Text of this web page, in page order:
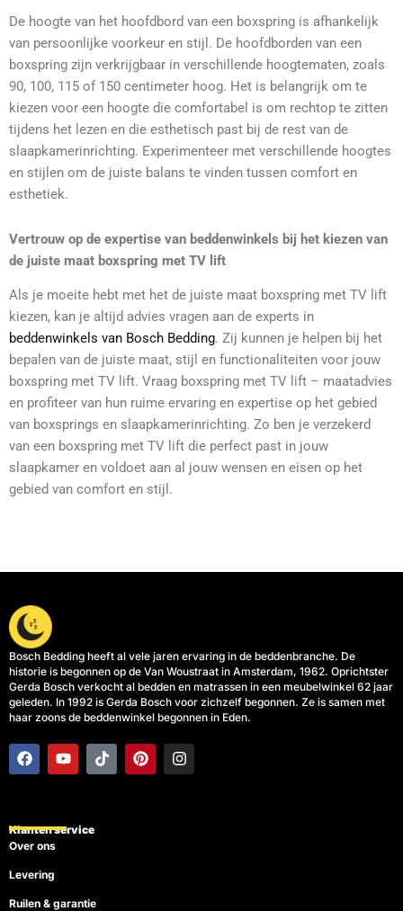
De hoogte van het hoofdbord van een boxspring is afhankelijk
van persoonlijke voorkeur en stijl. De hoofdborden van een
boxspring zijn verkrijgbaar in verschillende hoogtematen, zoals
90, 100, 115 of 150 centimeter hoog. Het is belangrijk om te
kiezen voor een hoogte die comfortabel is om rechtop te zitten
tijdens het lezen en die esthetisch past bij de rest van de
slaapkamerinrichting. Experimenteer met verschillende hoogtes
en stijlen om de juiste balans te vinden tussen comfort en
esthetiek.
Vertrouw op de expertise van beddenwinkels bij het kiezen van
de juiste maat boxspring met TV lift
Als je moeite hebt met het de juiste maat boxspring met TV lift
kiezen, kan je altijd advies vragen aan de experts in
beddenwinkels van Bosch Bedding. Zij kunnen je helpen bij het
bepalen van de juiste maat, stijl en functionaliteiten voor jouw
boxspring met TV lift. Vraag boxspring met TV lift – maatadvies
en profiteer van hun ruime ervaring en expertise op het gebied
van boxsprings en slaapkamerinrichting. Zo ben je verzekerd
van een boxspring met TV lift die perfect past in jouw
slaapkamer en voldoet aan al jouw wensen en eisen op het
gebied van comfort en stijl.
Bosch Bedding heeft al vele jaren ervaring in de beddenbranche. De
historie is begonnen op de Van Woustraat in Amsterdam, 1962. Oprichtster
Gerda Bosch verkocht al bedden en matrassen in een meubelwinkel 62 jaar
geleden. In 1992 is Gerda Bosch voor zichzelf begonnen. Ze is samen met
haar zoons de beddenwinkel begonnen in Eden.
F
a
c
o
o
Y
o
u
b
T
i
k
P
i
n
I
n
s
Klanten service
Over ons
Levering
Ruilen & garantie